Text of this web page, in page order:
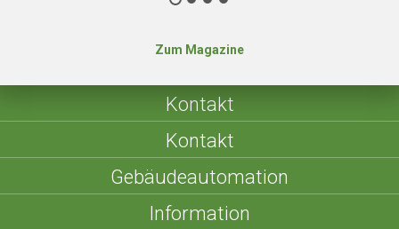
Zum Magazine
Kontakt
Kontakt
Gebäudeautomation
Information